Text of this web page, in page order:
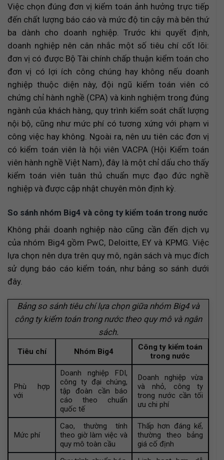
Việc chọn đúng đơn vị kiểm toán ảnh hưởng trực tiếp
đến chất lượng báo cáo và mức độ tin cậy mà bên thứ
ba dành cho doanh nghiệp. Trước khi quyết định,
doanh nghiệp nên cân nhắc một số tiêu chí cốt lõi:
đơn vị có được Bộ Tài chính chấp thuận kiểm toán cho
đơn vị có lợi ích công chúng hay không nếu doanh
nghiệp thuộc diện này, đội ngũ kiểm toán viên có
chứng chỉ hành nghề (CPA) và kinh nghiệm trong đúng
ngành của khách hàng, quy trình kiểm soát chất lượng
nội bộ, cũng như mức phí có tương xứng với phạm vi
công việc hay không. Ngoài ra, nên ưu tiên các đơn vị
có kiểm toán viên là hội viên VACPA (Hội Kiểm toán
viên hành nghề Việt Nam), đây là một chỉ dấu cho thấy
kiểm toán viên tuân thủ chuẩn mực đạo đức nghề
nghiệp và được cập nhật chuyên môn định kỳ.
So sánh nhóm Big4 và công ty kiểm toán trong nước
Không phải doanh nghiệp nào cũng cần đến dịch vụ
của nhóm Big4 gồm PwC, Deloitte, EY và KPMG. Việc
lựa chọn nên dựa trên quy mô, ngân sách và mục đích
sử dụng báo cáo kiểm toán, như bảng so sánh dưới
đây.
Bảng so sánh tiêu chí lựa chọn giữa nhóm Big4 và
công ty kiểm toán trong nước theo quy mô và ngân
sách.
Tiêu chí Nhóm Big4
Công ty kiểm toán
trong nước
Phù hợp
với
Doanh nghiệp FDI,
công ty đại chúng,
tập đoàn cần báo
cáo theo chuẩn
quốc tế
Doanh nghiệp vừa
và nhỏ, công ty
trong nước cần tối
ưu chi phí
Mức phí
Cao, thường tính
theo giờ làm việc và
quy mô toàn cầu
Thấp hơn đáng kể,
thường theo bảng
giá cố định